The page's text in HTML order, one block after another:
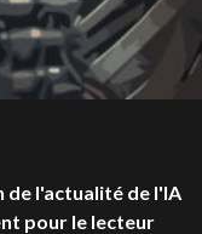
de l'actualité de l'IA
pour le lecteur